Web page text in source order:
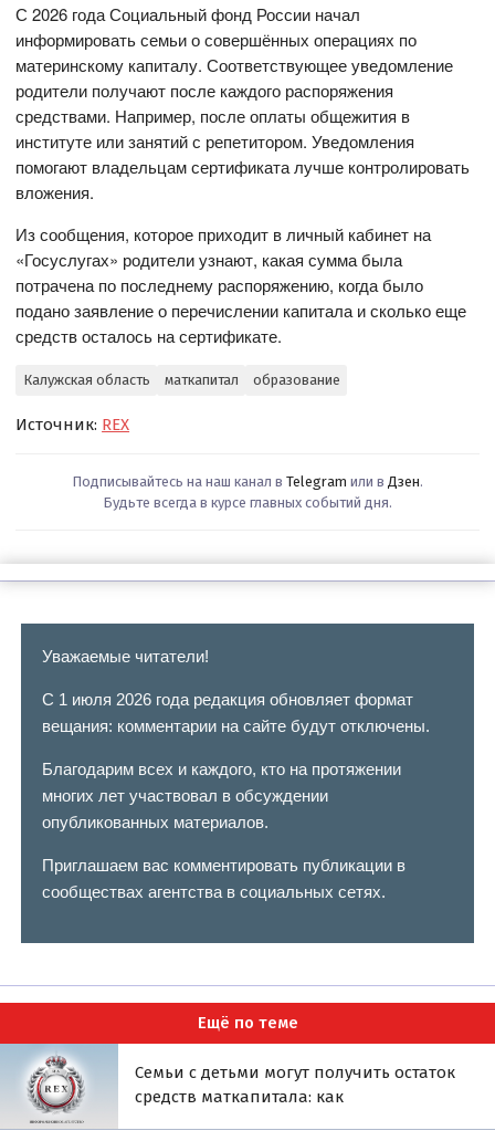
С 2026 года Социальный фонд России начал
информировать семьи о совершённых операциях по
материнскому капиталу. Соответствующее уведомление
родители получают после каждого распоряжения
средствами. Например, после оплаты общежития в
институте или занятий с репетитором. Уведомления
помогают владельцам сертификата лучше контролировать
вложения.
Из сообщения, которое приходит в личный кабинет на
«Госуслугах» родители узнают, какая сумма была
потрачена по последнему распоряжению, когда было
подано заявление о перечислении капитала и сколько еще
средств осталось на сертификате.
Калужская область маткапитал образование
Источник: REX
Подписывайтесь на наш канал в Telegram или в Дзен.
Будьте всегда в курсе главных событий дня.
Уважаемые читатели!
С 1 июля 2026 года редакция обновляет формат
вещания: комментарии на сайте будут отключены.
Благодарим всех и каждого, кто на протяжении
многих лет участвовал в обсуждении
опубликованных материалов.
Приглашаем вас комментировать публикации в
сообществах агентства в социальных сетях.
Ещё по теме
Семьи с детьми могут получить остаток
средств маткапитала: как